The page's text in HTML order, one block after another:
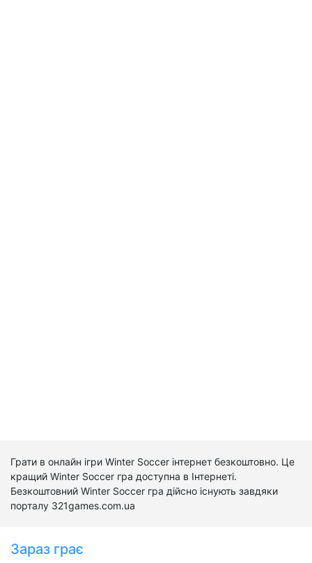
Грати в онлайн ігри Winter Soccer інтернет безкоштовно. Це
кращий Winter Soccer гра доступна в Інтернеті.
Безкоштовний Winter Soccer гра дійсно існують завдяки
порталу 321games.com.ua
Зараз грає